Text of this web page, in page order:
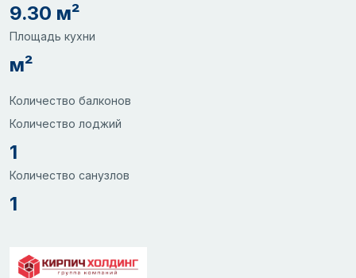
9.30 м²
Площадь кухни
м²
Количество балконов
Количество лоджий
1
Количество санузлов
1